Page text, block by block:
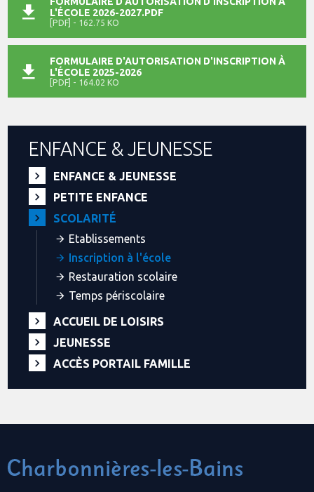
L'ÉCOLE 2026-2027.PDF
[PDF] - 162.75 KO
FORMULAIRE D'AUTORISATION D'INSCRIPTION À
L'ÉCOLE 2025-2026
[PDF] - 164.02 KO
ENFANCE & JEUNESSE
ENFANCE & JEUNESSE
PETITE ENFANCE
SCOLARITÉ
Etablissements
Inscription à l'école
Restauration scolaire
Temps périscolaire
ACCUEIL DE LOISIRS
JEUNESSE
ACCÈS PORTAIL FAMILLE